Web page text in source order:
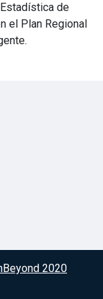
de
el Plan Regional
Beyond 2020